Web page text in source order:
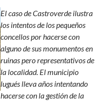
El caso de Castroverde ilustra
los intentos de los pequeños
concellos por hacerse con
alguno de sus monumentos en
ruinas pero representativos de
la localidad. El municipio
lugués lleva años intentando
hacerse con la gestión de la